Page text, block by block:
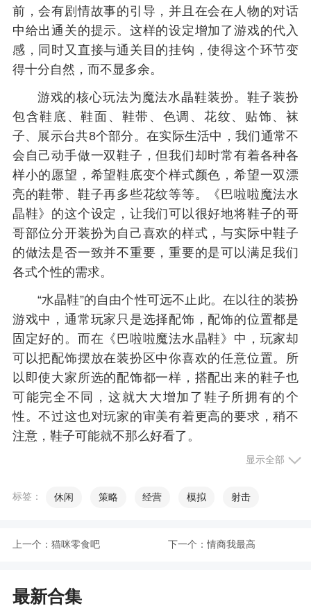
前，会有剧情故事的引导，并且在会在人物的对话
中给出通关的提示。这样的设定增加了游戏的代入
感，同时又直接与通关目的挂钩，使得这个环节变
得十分自然，而不显多余。
游戏的核心玩法为魔法水晶鞋装扮。鞋子装扮
包含鞋底、鞋面、鞋带、色调、花纹、贴饰、袜
子、展示台共8个部分。在实际生活中，我们通常不
会自己动手做一双鞋子，但我们却时常有着各种各
样小的愿望，希望鞋底变个样式颜色，希望一双漂
亮的鞋带、鞋子再多些花纹等等。《巴啦啦魔法水
晶鞋》的这个设定，让我们可以很好地将鞋子的哥
哥部位分开装扮为自己喜欢的样式，与实际中鞋子
的做法是否一致并不重要，重要的是可以满足我们
各式个性的需求。
“水晶鞋”的自由个性可远不止此。在以往的装扮
游戏中，通常玩家只是选择配饰，配饰的位置都是
固定好的。而在《巴啦啦魔法水晶鞋》中，玩家却
可以把配饰摆放在装扮区中你喜欢的任意位置。所
以即使大家所选的配饰都一样，搭配出来的鞋子也
可能完全不同，这就大大增加了鞋子所拥有的个
性。不过这也对玩家的审美有着更高的要求，稍不
注意，鞋子可能就不那么好看了。
2、巴啦啦小魔仙一路陪伴，与你一起收集各式
3、清新校园、时尚潮流、梦幻童话、魔法变
身、时空之旅……多种风格的水晶鞋套装让你眼花
显示全部
标签： 休闲 策略 经营 模拟 射击
上一个： 猫咪零食吧 下一个： 情商我最高
最新合集